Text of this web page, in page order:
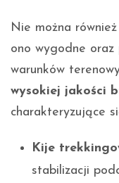
Nie można
ono wygodne oraz
warunków
wysokiej jakości
charakteryzujące
Kije
stabilizacji